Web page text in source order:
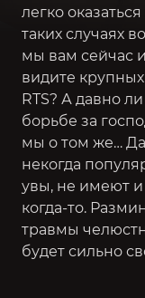
легко
таких случаях
мы вам сейчас
видите
RTS? А давно
борьбе за
мы о том же…
некогда
увы, не имеют и
когда-то.
травмы
будет сильно